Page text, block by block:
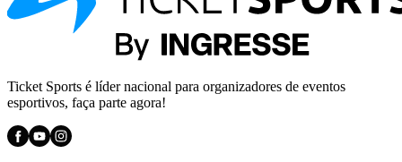
Ticket Sports é líder nacional para organizadores de eventos
esportivos, faça parte agora!